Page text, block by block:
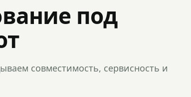
под
совместимость, сервисность и